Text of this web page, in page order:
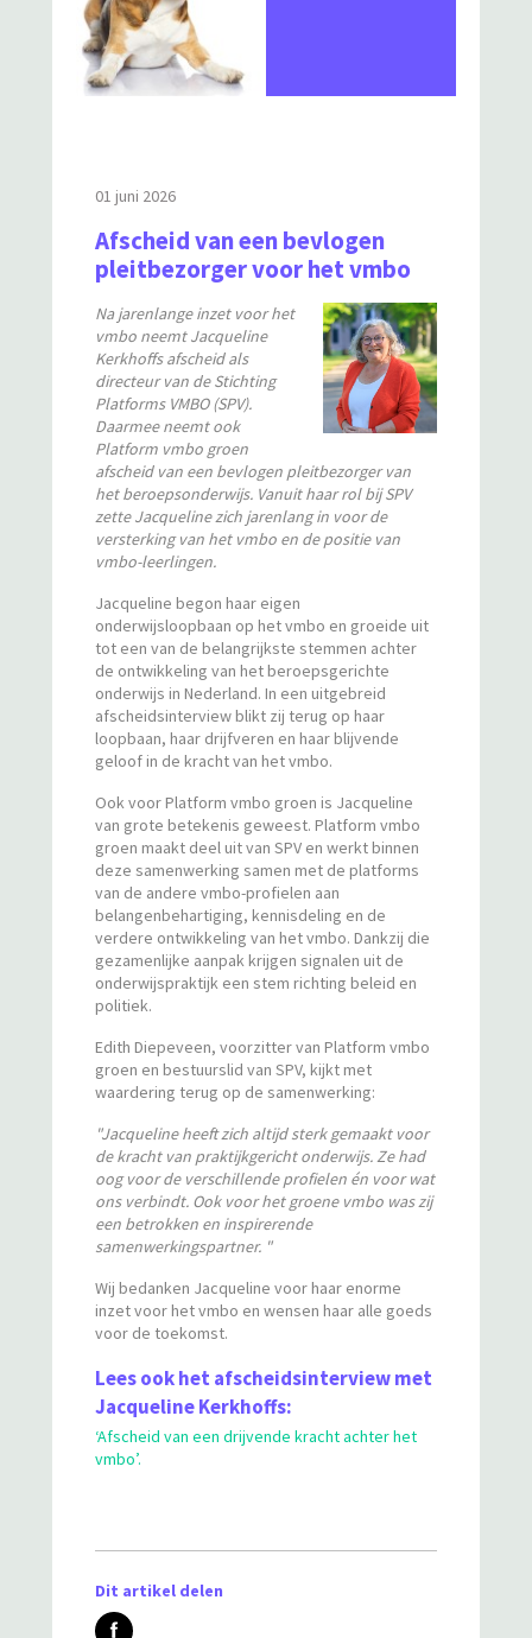
01 juni 2026
Afscheid van een bevlogen
pleitbezorger voor het vmbo
Na jarenlange inzet voor het
vmbo neemt Jacqueline
Kerkhoffs afscheid als
directeur van de Stichting
Platforms VMBO (SPV).
Daarmee neemt ook
Platform vmbo groen
afscheid van een bevlogen pleitbezorger van
het beroepsonderwijs. Vanuit haar rol bij SPV
zette Jacqueline zich jarenlang in voor de
versterking van het vmbo en de positie van
vmbo-leerlingen.
Jacqueline begon haar eigen
onderwijsloopbaan op het vmbo en groeide uit
tot een van de belangrijkste stemmen achter
de ontwikkeling van het beroepsgerichte
onderwijs in Nederland. In een uitgebreid
afscheidsinterview blikt zij terug op haar
loopbaan, haar drijfveren en haar blijvende
geloof in de kracht van het vmbo.
Ook voor Platform vmbo groen is Jacqueline
van grote betekenis geweest. Platform vmbo
groen maakt deel uit van SPV en werkt binnen
deze samenwerking samen met de platforms
van de andere vmbo-profielen aan
belangenbehartiging, kennisdeling en de
verdere ontwikkeling van het vmbo. Dankzij die
gezamenlijke aanpak krijgen signalen uit de
onderwijspraktijk een stem richting beleid en
politiek.
Edith Diepeveen, voorzitter van Platform vmbo
groen en bestuurslid van SPV, kijkt met
waardering terug op de samenwerking:
"Jacqueline heeft zich altijd sterk gemaakt voor
de kracht van praktijkgericht onderwijs. Ze had
oog voor de verschillende profielen én voor wat
ons verbindt. Ook voor het groene vmbo was zij
een betrokken en inspirerende
samenwerkingspartner. "
Wij bedanken Jacqueline voor haar enorme
inzet voor het vmbo en wensen haar alle goeds
voor de toekomst.
Lees ook het afscheidsinterview met
Jacqueline Kerkhoffs:
‘Afscheid van een drijvende kracht achter het
vmbo’.
Dit artikel delen